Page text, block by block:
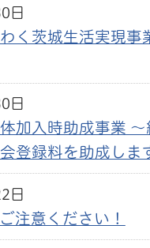
日
く茨城生活実現事
日
加入時助成事業 ～
登録料を助成しま
日
注意ください！